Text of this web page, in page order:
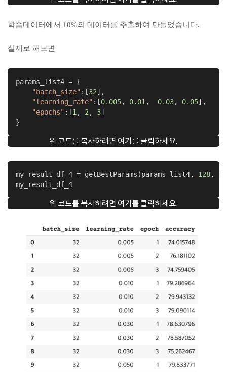
학습데이터에서 10%의 데이터를 추출하여 만들었습니다.
실제로 해보면
params_list4 = {
"batch_size" :[32],
"learning_rate" :[0.005, 0.01 , 0.03, 0.05],
"epochs" :[1 , 2 , 3]
}
위 코드를 복사하려면 여기를 클릭하세요.
my_result_df_4 = getBestParams(params_list4, 128,
my_result_df_4
위 코드를 복사하려면 여기를 클릭하세요.